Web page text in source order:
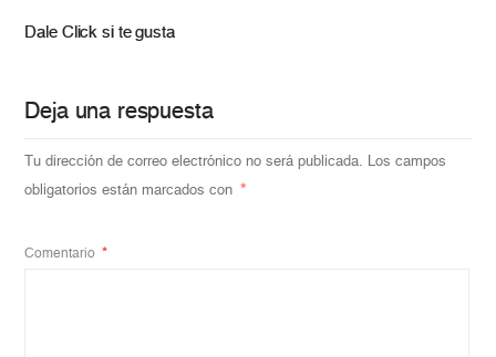
Dale Click si te gusta
Deja una respuesta
Tu dirección de correo electrónico no será publicada. Los campos
obligatorios están marcados con
*
Comentario *